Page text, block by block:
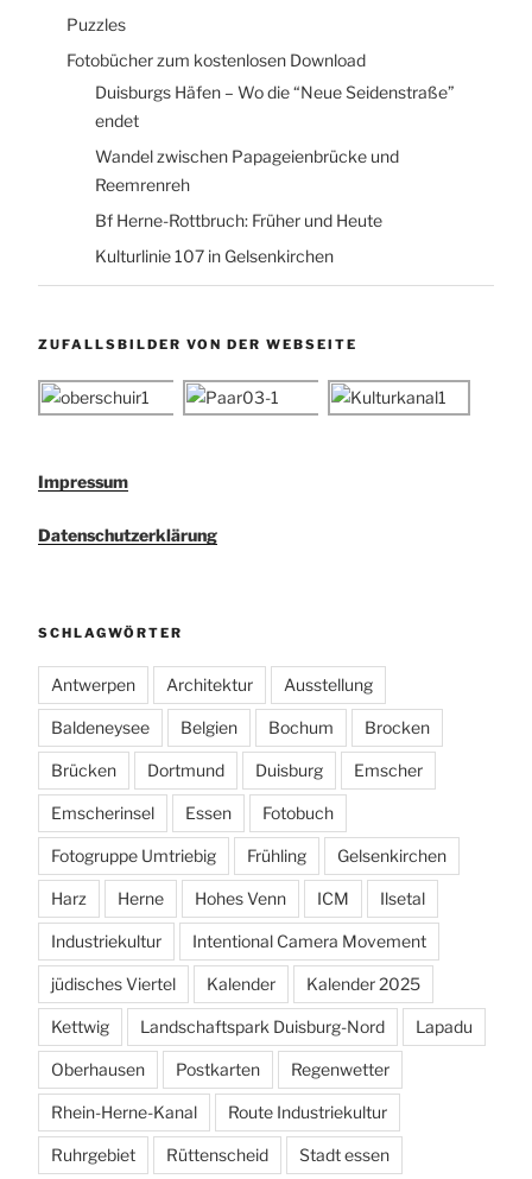
Puzzles
Fotobücher zum kostenlosen Download
Duisburgs Häfen – Wo die “Neue Seidenstraße”
endet
Wandel zwischen Papageienbrücke und
Reemrenreh
Bf Herne-Rottbruch: Früher und Heute
Kulturlinie 107 in Gelsenkirchen
ZUFALLSBILDER VON DER WEBSEITE
Impressum
Datenschutzerklärung
SCHLAGWÖRTER
Antwerpen Architektur Ausstellung
Baldeneysee Belgien Bochum Brocken
Brücken Dortmund Duisburg Emscher
Emscherinsel Essen Fotobuch
Fotogruppe Umtriebig Frühling Gelsenkirchen
Harz Herne Hohes Venn ICM Ilsetal
Industriekultur Intentional Camera Movement
jüdisches Viertel Kalender Kalender 2025
Kettwig Landschaftspark Duisburg-Nord Lapadu
Oberhausen Postkarten Regenwetter
Rhein-Herne-Kanal Route Industriekultur
Ruhrgebiet Rüttenscheid Stadt essen